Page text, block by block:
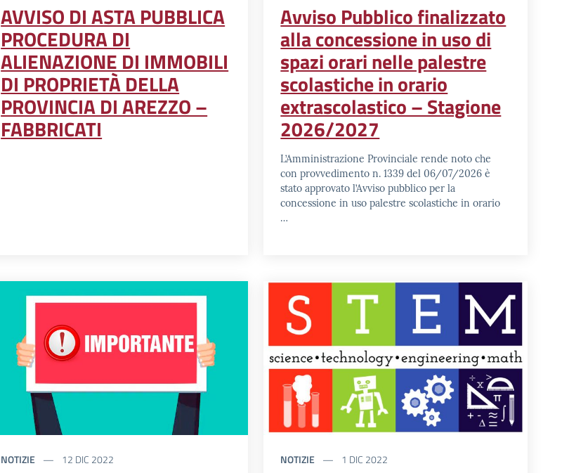
AVVISO DI ASTA PUBBLICA
PROCEDURA DI
ALIENAZIONE DI IMMOBILI
DI PROPRIETÀ DELLA
PROVINCIA DI AREZZO –
FABBRICATI
Avviso Pubblico finalizzato
alla concessione in uso di
spazi orari nelle palestre
scolastiche in orario
extrascolastico – Stagione
2026/2027
L’Amministrazione Provinciale rende noto che
con provvedimento n. 1339 del 06/07/2026 è
stato approvato l’Avviso pubblico per la
concessione in uso palestre scolastiche in orario
…
NOTIZIE 12 DIC 2022 NOTIZIE 1 DIC 2022